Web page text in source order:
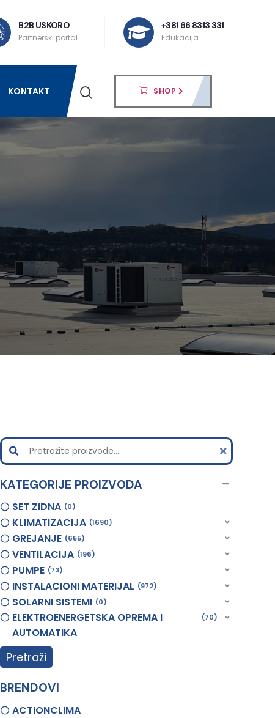
B2B USKORO
Partnerski portal
+381 66 8313 331
Edukacija
KONTAKT SHOP
KATEGORIJE PROIZVODA
SET ZIDNA 0
KLIMATIZACIJA 1690
GREJANJE 655
VENTILACIJA 196
PUMPE 73
INSTALACIONI MATERIJAL 972
SOLARNI SISTEMI 0
ELEKTROENERGETSKA OPREMA I
AUTOMATIKA
70
Pretraži
BRENDOVI
ACTIONCLIMA